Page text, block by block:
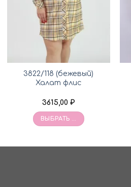
3822/118 (бежевый)
Халат флис
3615,00₽
ВЫБРАТЬ ...